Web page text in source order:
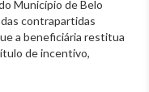
Município de Belo
contrapartidas
a beneficiária restitua
de incentivo,